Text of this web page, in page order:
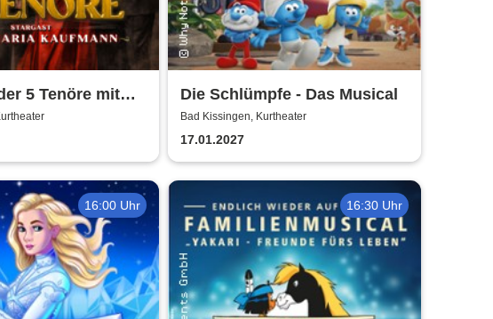
5 Tenöre mit
Kaufmann
Die Schlümpfe - Das Musical
Bad Kissingen, Kurtheater
17.01.2027
16:00 Uhr 16:30 Uhr